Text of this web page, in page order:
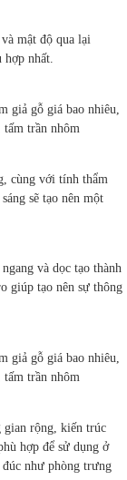
mật độ qua lại
nhất.
cùng với tính thẩm
sẽ tạo nên một
và dọc tạo thành
giúp tạo nên sự thông
gian rộng, kiến trúc
hợp để sử dụng ở
đúc như phòng trưng